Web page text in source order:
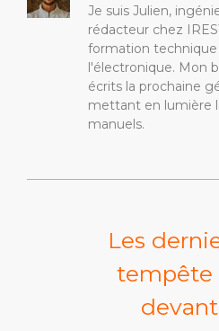
Je suis Julien,
rédacteur chez
formation technique
l'électronique. Mon
écrits la prochaine
mettant en lumière
manuels.
Les
tempête